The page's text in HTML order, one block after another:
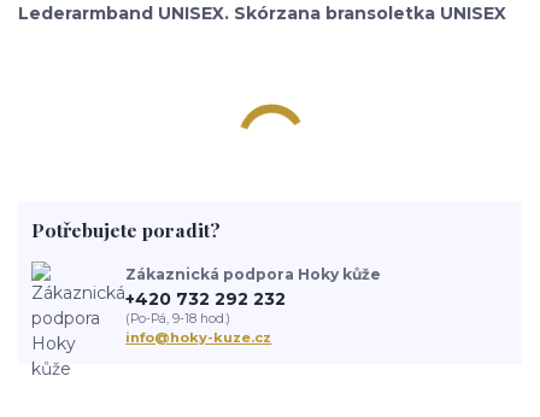
Lederarmband UNISEX. Skórzana bransoletka UNISEX
Potřebujete poradit?
Zákaznická podpora Hoky kůže
+420 732 292 232
(Po-Pá, 9-18 hod.)
info@hoky-kuze.cz